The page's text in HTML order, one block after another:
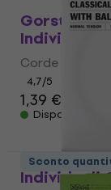
Gorstrings
Individuali
Corde
4,7/5
1,39 €
Disponibile
Dunlop
Individuali
Sconto